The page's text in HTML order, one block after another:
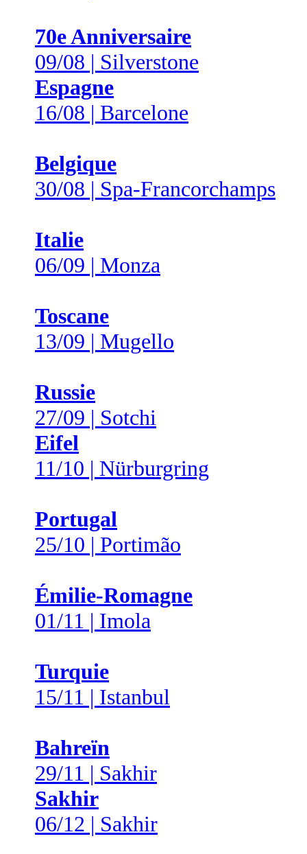
70e Anniversaire
09/08 | Silverstone
Espagne
16/08 | Barcelone
Belgique
30/08 | Spa-Francorchamps
Italie
06/09 | Monza
Toscane
13/09 | Mugello
Russie
27/09 | Sotchi
Eifel
11/10 | Nürburgring
Portugal
25/10 | Portimão
Émilie-Romagne
01/11 | Imola
Turquie
15/11 | Istanbul
Bahreïn
29/11 | Sakhir
Sakhir
06/12 | Sakhir